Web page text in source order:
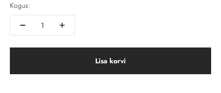
Kogus:
Lisa korvi